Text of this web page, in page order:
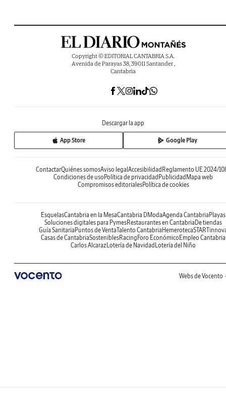
Copyright © EDITORIAL CANTABRIA S.A.
Avenida de Parayas 38, 39011 Santander ,
Cantabria
Descargar la app
App Store Google Play
ContactarQuiénes somosAviso legal Accesibilidad Reglamento UE 2024/
Condiciones de uso Política de privacidad Publicidad Mapa web
Compromisos editorialesPolítica de cookies
EsquelasCantabria en la MesaCantabria DModaAgenda Cantabria Playas
Soluciones digitales para PymesRestaurantes en Cantabria De tiendas
Guía Sanitaria Puntos de VentaTalento Cantabria Hemeroteca
Casas de CantabriaSosteniblesRacing Foro Económico Empleo Cantabria
Carlos Alcaraz Lotería de Navidad Lotería del Niño
Webs de Vocento